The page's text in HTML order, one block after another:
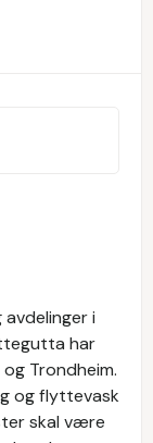
i
har
Trondheim.
og flyttevask
skal være